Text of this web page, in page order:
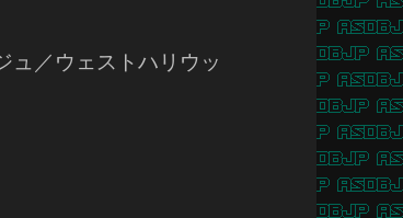
ュ／ウェストハリウッ